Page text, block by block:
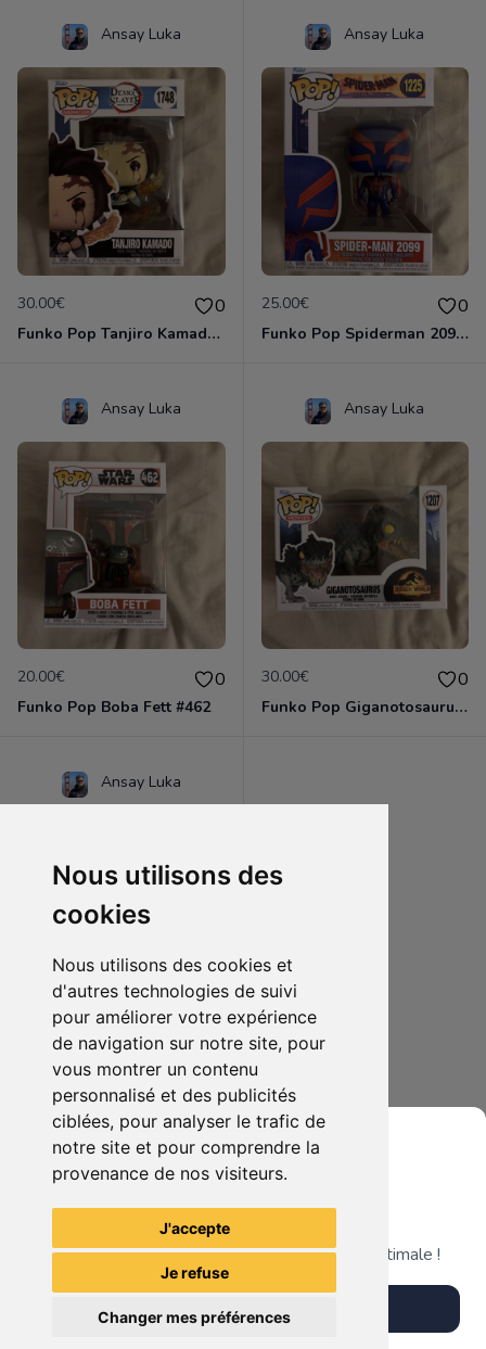
Nous utilisons des
cookies
Nous utilisons des cookies et
d'autres technologies de suivi
pour améliorer votre expérience
de navigation sur notre site, pour
vous montrer un contenu
personnalisé et des publicités
ciblées, pour analyser le trafic de
notre site et pour comprendre la
provenance de nos visiteurs.
J'accepte
Je refuse
Changer mes préférences
Ansay Luka
30.00€ 0
Funko Pop Tanjiro Kamado #1748
Ansay Luka
25.00€ 0
Funko Pop Spiderman 2099 #1225
Ansay Luka
20.00€ 0
Funko Pop Boba Fett #462
Ansay Luka
30.00€ 0
Funko Pop Giganotosaurus #1207
Ansay Luka
45.00€ 0
Funko Pop Kyojuro Rengoku 9th form #1856
Voir tous les articles du vendeur
Grenier du Geek
Télécharge notre app pour une expérience optimale !
Télécharger l'app